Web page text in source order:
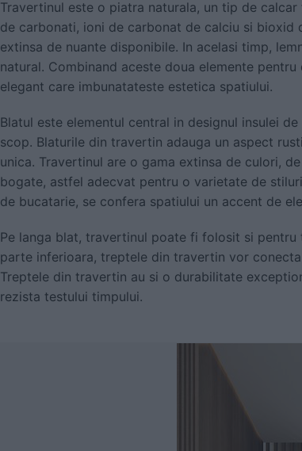
Travertinul este o piatra naturala, un tip de
de carbonati, ioni de carbonat de calciu si bioxid
extinsa de nuante disponibile. In acelasi timp,
natural. Combinand aceste doua elemente
elegant care imbunatateste estetica spatiului.
Blatul este elementul central in designul insulei
scop. Blaturile din travertin adauga un aspect
unica. Travertinul are o gama extinsa de culori,
bogate, astfel adecvat pentru o varietate de
de bucatarie, se confera spatiului un accent de
Pe langa blat, travertinul poate fi folosit si
parte inferioara, treptele din travertin vor
Treptele din travertin au si o durabilitate
rezista testului timpului.